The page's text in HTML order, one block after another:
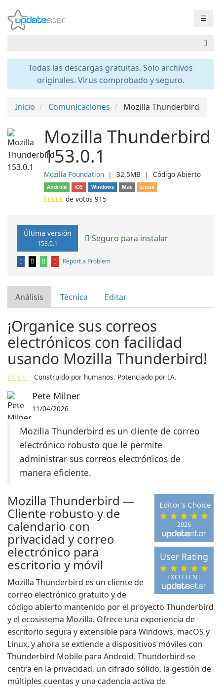
☰
Todas las descargas gratuitas. Solo archivos
originales. Virus comprobado y seguro.
Inicio Comunicaciones Mozilla Thunderbird
Mozilla Thunderbird
153.0.1
Mozilla Foundation ❘ 32,5MB ❘ Código Abierto
Android iOS Windows Mac Linux
de votos 915
Última versión
153.0.1 Seguro para instalar
Report a Problem
Análisis Técnica Editar
¡Organice sus correos
electrónicos con facilidad
usando Mozilla Thunderbird!
Construido por humanos. Potenciado por IA.
Pete Milner
11/04/2026
Mozilla Thunderbird es un cliente de correo
electrónico robusto que le permite
administrar sus correos electrónicos de
manera eficiente.
2026
Editor's Choice
EXCELLENT
User Rating
Mozilla Thunderbird —
Cliente robusto y de
calendario con
privacidad y correo
electrónico para
escritorio y móvil
Mozilla Thunderbird es un cliente de
correo electrónico gratuito y de
código abierto mantenido por el proyecto Thunderbird
y el ecosistema Mozilla. Ofrece una experiencia de
escritorio segura y extensible para Windows, macOS y
Linux, y ahora se extiende a dispositivos móviles con
Thunderbird Mobile para Android. Thunderbird se
centra en la privacidad, un cifrado sólido, la gestión de
múltiples cuentas y una cadencia activa de